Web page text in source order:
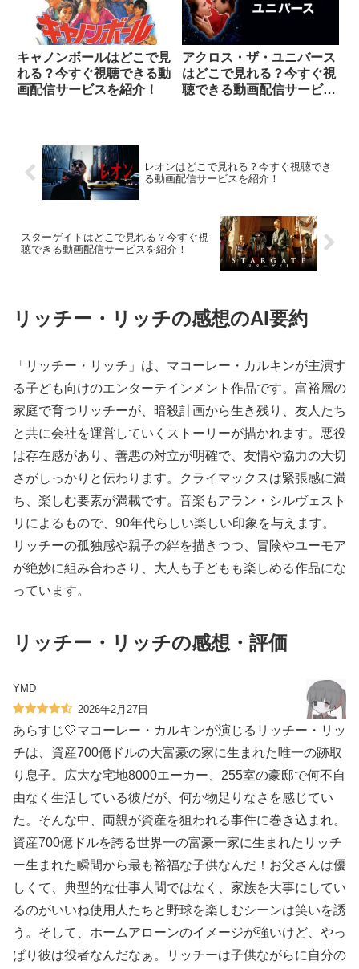
キャノンボールはどこで見
れる？今すぐ視聴できる動
画配信サービスを紹介！
アクロス・ザ・ユニバース
はどこで見れる？今すぐ視
聴できる動画配信サービス
レオンはどこで見れる？今すぐ視聴でき
る動画配信サービスを紹介！
スターゲイトはどこで見れる？今すぐ視
聴できる動画配信サービスを紹介！
リッチー・リッチの感想のAI要約
「リッチー・リッチ」は、マコーレー・カルキンが主演す
る子ども向けのエンターテインメント作品です。富裕層の
家庭で育つリッチーが、暗殺計画から生き残り、友人たち
と共に会社を運営していくストーリーが描かれます。悪役
は存在感があり、善悪の対立が明確で、友情や協力の大切
さがしっかりと伝わります。クライマックスは緊張感に満
ち、楽しむ要素が満載です。音楽もアラン・シルヴェスト
リによるもので、90年代らしい楽しい印象を与えます。
リッチーの孤独感や親子の絆を描きつつ、冒険やユーモア
が絶妙に組み合わさり、大人も子どもも楽しめる作品にな
っています。
リッチー・リッチの感想・評価
YMD
2026年2月27日
あらすじ🤍マコーレー・カルキンが演じるリッチー・リッ
チは、資産700億ドルの大富豪の家に生まれた唯一の跡取
り息子。広大な宅地8000エーカー、255室の豪邸で何不自
由なく生活している彼だが、何か物足りなさを感じてい
た。そんな中、両親が資産を狙われる事件に巻き込まれ。
資産700億ドルを誇る世界一の富豪一家に生まれたリッチ
ー生まれた瞬間から最も裕福な子供なんだ！お父さんは優
しくて、典型的な仕事人間ではなく、家族を大事にしてい
るのがいいね使用人たちと野球を楽しむシーンは笑いを誘
う。そして、ホームアローンのイメージが強いけど、やっ
ぱり彼は役者なんだなぁ。リッチーは子供ながらに自分の